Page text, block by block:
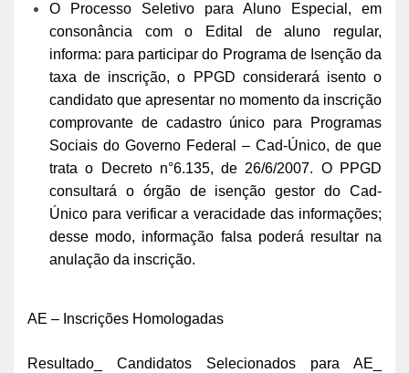
O Processo Seletivo para Aluno Especial, em
consonância com o Edital de aluno regular,
informa: para participar do Programa de Isenção da
taxa de inscrição, o PPGD considerará isento o
candidato que apresentar no momento da inscrição
comprovante de cadastro único para Programas
Sociais do Governo Federal – Cad-Único, de que
trata o Decreto n°6.135, de 26/6/2007. O PPGD
consultará o órgão de isenção gestor do Cad-
Único para verificar a veracidade das informações;
desse modo, informação falsa poderá resultar na
anulação da inscrição.
AE – Inscrições Homologadas
Resultado_ Candidatos Selecionados para AE_